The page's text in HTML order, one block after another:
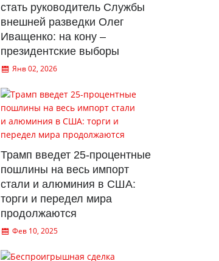
стать руководитель Службы
внешней разведки Олег
Иващенко: на кону –
президентские выборы
Янв 02, 2026
Трамп введет 25-процентные
пошлины на весь импорт
стали и алюминия в США:
торги и передел мира
продолжаются
Фев 10, 2025